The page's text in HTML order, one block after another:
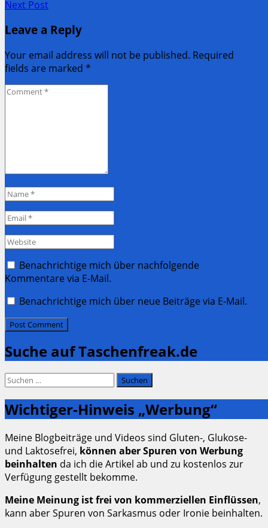
navigation
Previous
Next Post
Post:
Leave a Reply
Your email address will not be published. Required
fields are marked *
Comment
Name
Email
Website
Benachrichtige mich über nachfolgende
Kommentare via E-Mail.
Benachrichtige mich über neue Beiträge via E-Mail.
Suche auf Taschenfreak.de
Suchen
Wichtiger-Hinweis „Werbung“
Meine Blogbeiträge und Videos sind Gluten-, Glukose-
und Laktosefrei, können aber Spuren von Werbung
beinhalten da ich die Artikel ab und zu kostenlos zur
Verfügung gestellt bekomme.
Meine Meinung ist frei von kommerziellen Einflüssen,
kann aber Spuren von Sarkasmus oder Ironie beinhalten.